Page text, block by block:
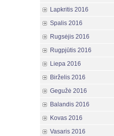
Lapkritis 2016
Spalis 2016
Rugsėjis 2016
Rugpjūtis 2016
Liepa 2016
Birželis 2016
Gegužė 2016
Balandis 2016
Kovas 2016
Vasaris 2016